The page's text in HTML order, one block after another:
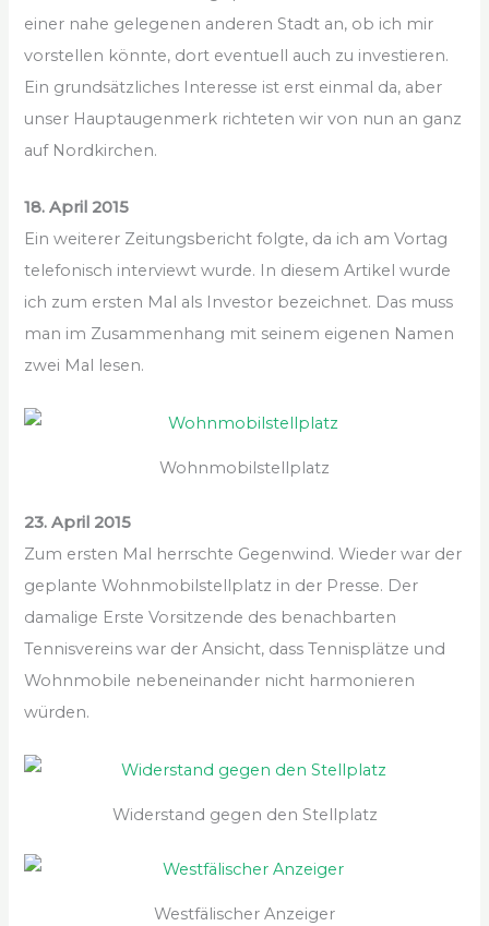
einer nahe gelegenen anderen Stadt an, ob ich mir
vorstellen könnte, dort eventuell auch zu investieren.
Ein grundsätzliches Interesse ist erst einmal da, aber
unser Hauptaugenmerk richteten wir von nun an ganz
auf Nordkirchen.
18. April 2015
Ein weiterer Zeitungsbericht folgte, da ich am Vortag
telefonisch interviewt wurde. In diesem Artikel wurde
ich zum ersten Mal als Investor bezeichnet. Das muss
man im Zusammenhang mit seinem eigenen Namen
zwei Mal lesen.
Wohnmobilstellplatz
23. April 2015
Zum ersten Mal herrschte Gegenwind. Wieder war der
geplante Wohnmobilstellplatz in der Presse. Der
damalige Erste Vorsitzende des benachbarten
Tennisvereins war der Ansicht, dass Tennisplätze und
Wohnmobile nebeneinander nicht harmonieren
würden.
Widerstand gegen den Stellplatz
Westfälischer Anzeiger